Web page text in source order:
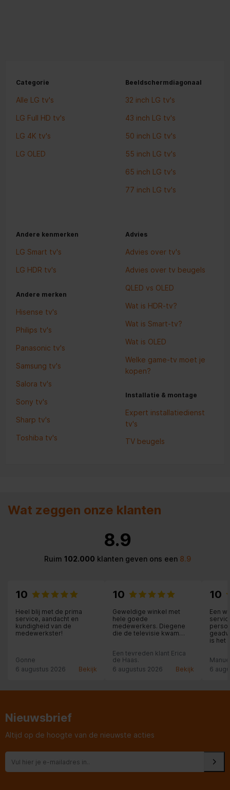
Categorie
Alle LG tv's
LG Full HD tv's
LG 4K tv's
LG OLED
Beeldschermdiagonaal
32 inch LG tv's
43 inch LG tv's
50 inch LG tv's
55 inch LG tv's
65 inch LG tv's
77 inch LG tv's
Andere kenmerken
LG Smart tv's
LG HDR tv's
Andere merken
Hisense tv's
Philips tv's
Panasonic tv's
Samsung tv's
Salora tv's
Sony tv's
Sharp tv's
Toshiba tv's
Advies
Advies over tv's
Advies over tv beugels
QLED vs OLED
Wat is HDR-tv?
Wat is Smart-tv?
Wat is OLED
Welke game-tv moet je
kopen?
Installatie & montage
Expert installatiedienst
tv's
TV beugels
Wat zeggen onze klanten
8.9
Ruim 102.000 klanten geven ons een8.9
10
Heel blij met de prima
service, aandacht en
kundigheid van de
medewerkster!
Gonne
6 augustus 2026
Bekijk
10
Geweldige winkel met
hele goede
medewerkers. Diegene
die de televisie kwam
iedereen daar de spullen
te kopen.
Een tevreden klant Erica
de Haas.
6 augustus 2026
Bekijk
10
Een
is het
6
Nieuwsbrief
Altijd op de hoogte van de nieuwste acties